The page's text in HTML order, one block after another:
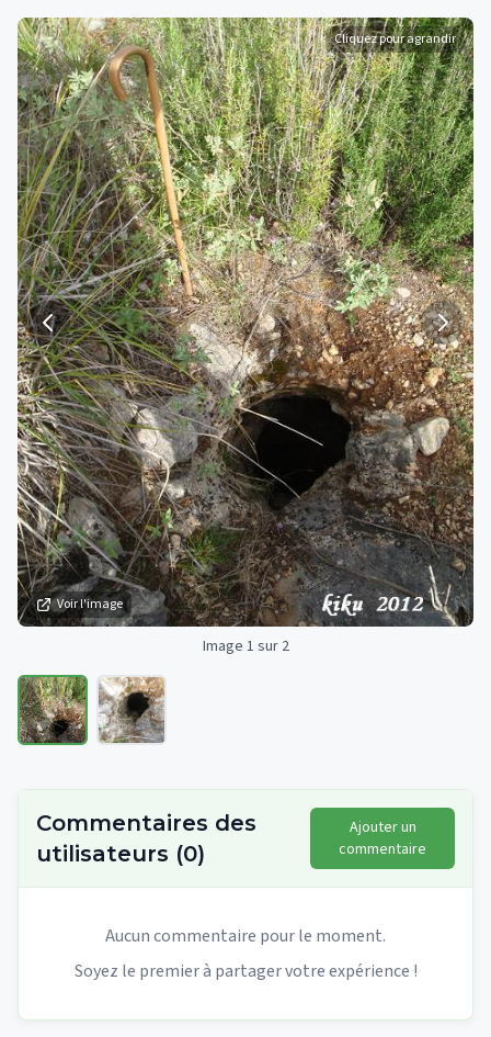
Voir l'image
Cliquez pour agrandir
Image 1 sur 2
Commentaires des
utilisateurs (0)
Ajouter un
commentaire
Aucun commentaire pour le moment.
Soyez le premier à partager votre expérience !